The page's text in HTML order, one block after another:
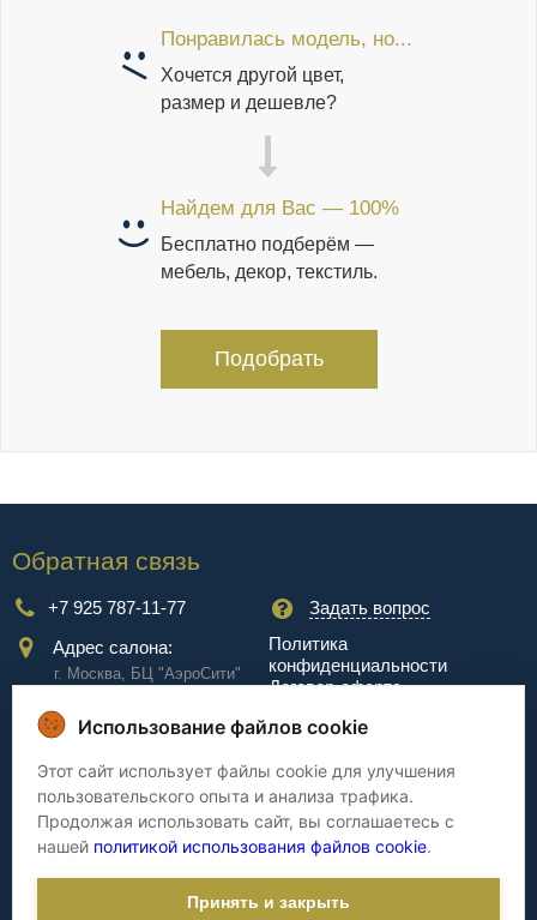
Понравилась модель, но...
Хочется другой цвет,
размер и дешевле?
Найдем для Вас — 100%
Бесплатно подберём —
мебель, декор, текстиль.
Подобрать
Обратная связь
+7 925 787-11-77
Задать вопрос
Адрес салона:
г. Москва, БЦ "АэроCити"
Куркинское ш., стр.2, 17
этаж
Политика
конфиденциальности
Договор-оферта
Сервис
Доставка
Сборка
Оплата
Дизайнерам
Гарантия
Cтатьи
Использование файлов cookie
Этот сайт использует файлы cookie для улучшения
пользовательского опыта и анализа трафика.
Продолжая использовать сайт, вы соглашаетесь с
нашей политикой использования файлов cookie.
Принять и закрыть